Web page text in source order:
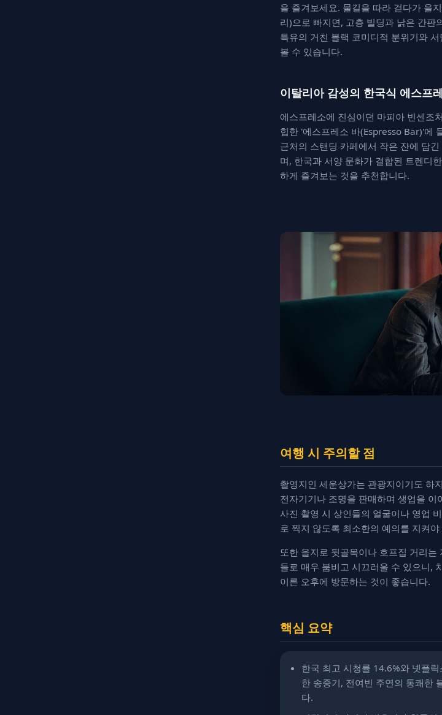
을 즐겨보세요. 물길을 따라 걷다가 을
리)으로 빠지면, 고층 빌딩과 낡은 간판
특유의 거친 블랙 코미디적 분위기와
볼 수 있습니다.
이탈리아 감성의 한국식 에스프
에스프레소에 진심이던 마피아 빈센조
힙한 '에스프레소 바(Espresso Bar)'에
근처의 스탠딩 카페에서 작은 잔에 담
며, 한국과 서양 문화가 결합된 트렌디
하게 즐겨보는 것을 추천합니다.
여행 시 주의할 점
촬영지인 세운상가는 관광지이기도 하
전자기기나 조명을 판매하며 생업을 이
사진 촬영 시 상인들의 얼굴이나 영업
로 찍지 않도록 최소한의 예의를 지켜야
또한 을지로 뒷골목이나 호프집 거리는
들로 매우 붐비고 시끄러울 수 있으니,
이른 오후에 방문하는 것이 좋습니다.
핵심 요약
한국 최고 시청률 14.6%와 넷플
한 송중기, 전여빈 주연의 통쾌한
다.